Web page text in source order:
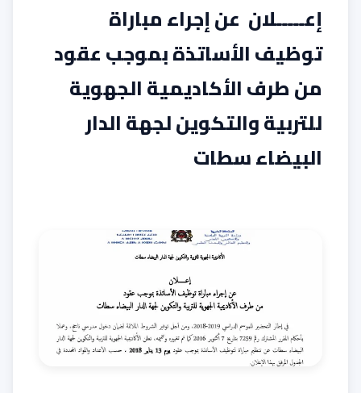
إعـــــلان عن إجراء مباراة
توظيف الأساتذة بموجب عقود
من طرف الأكاديمية الجهوية
للتربية والتكوين لجهة الدار
البيضاء سطات